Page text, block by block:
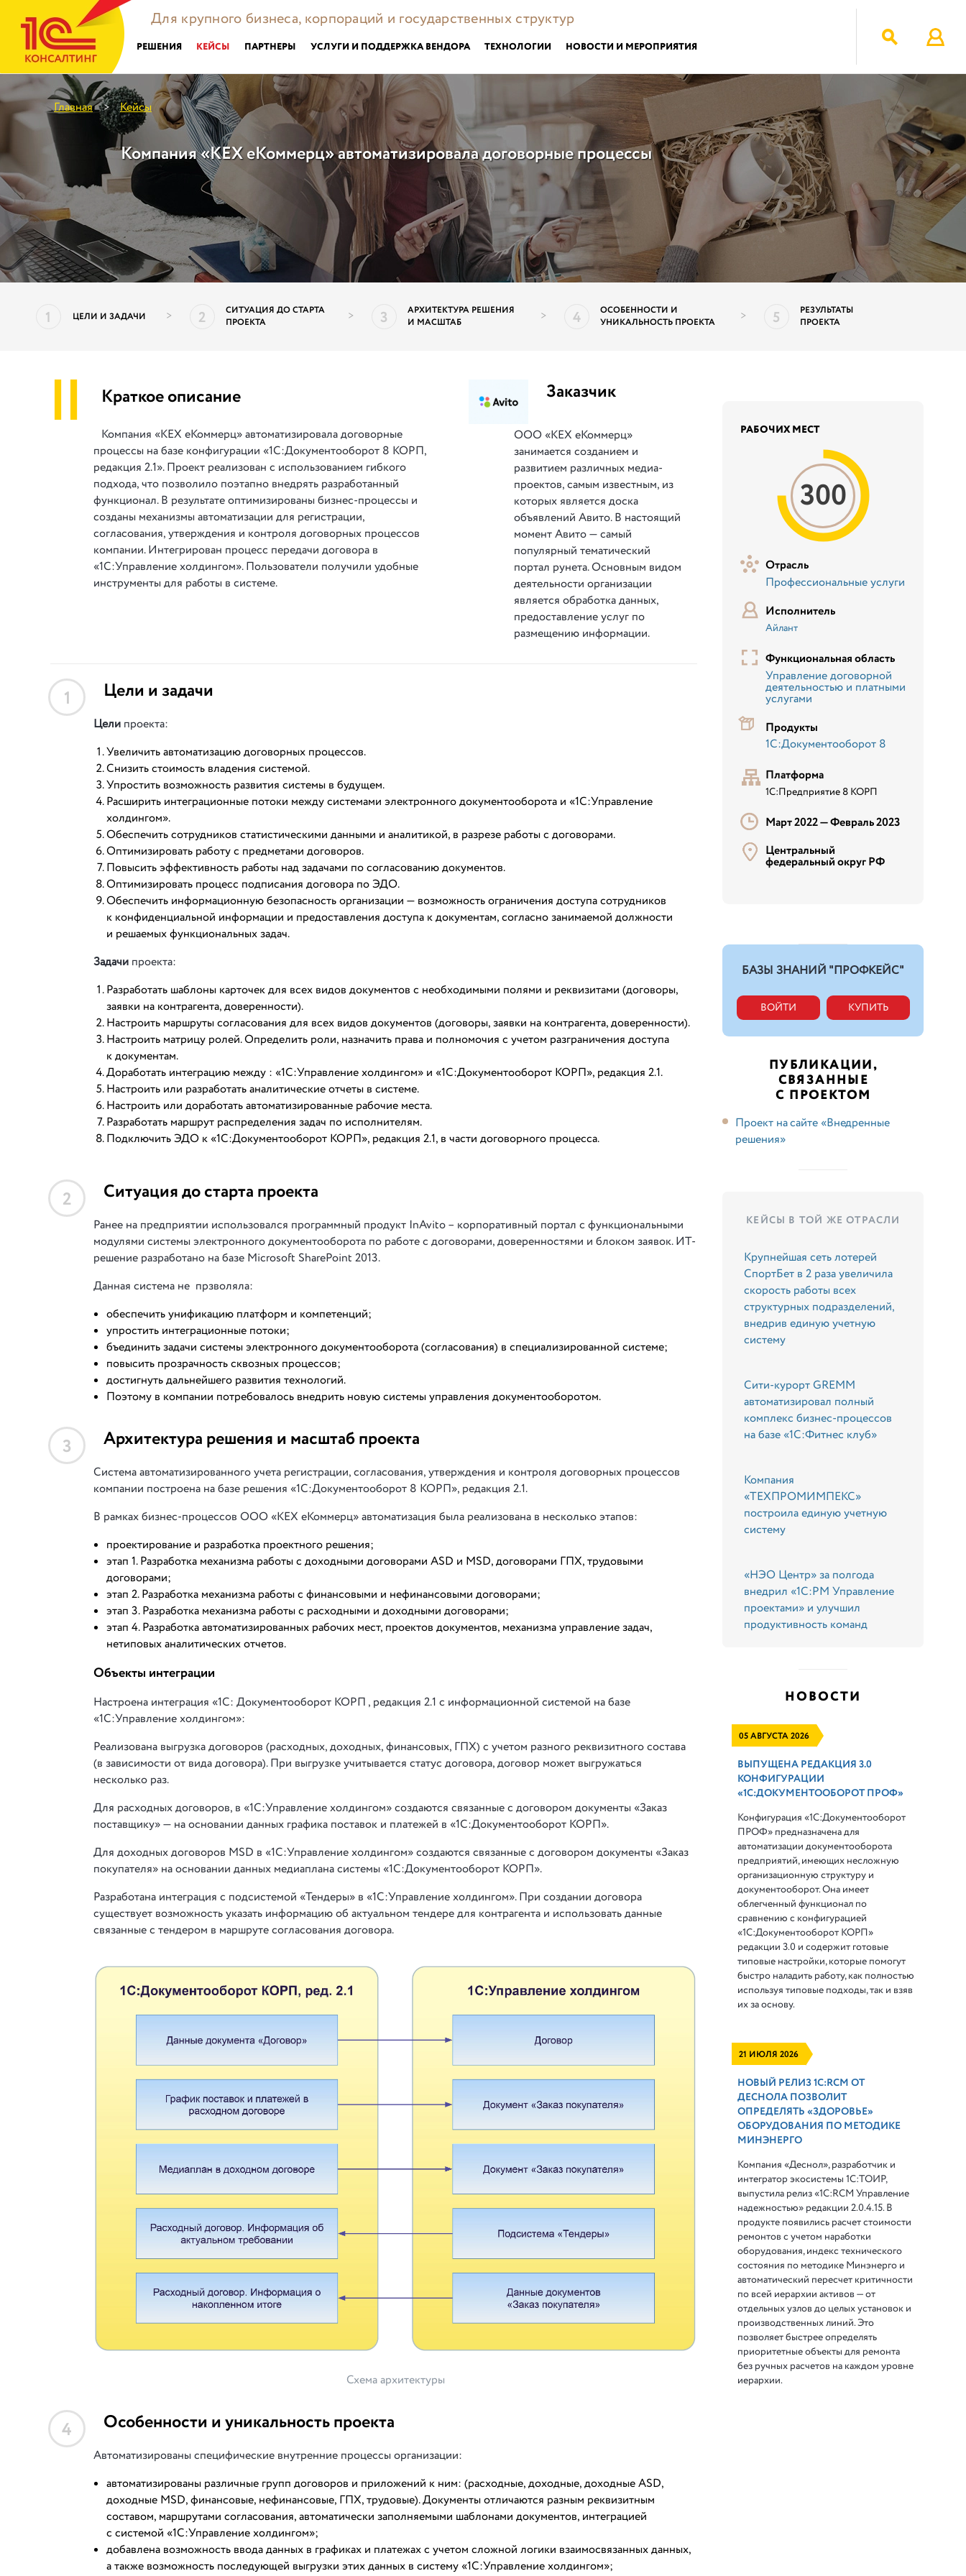
Для крупного бизнеса, корпораций и государственных структур
РЕШЕНИЯ КЕЙСЫ ПАРТНЕРЫ УСЛУГИ И ПОДДЕРЖКА ВЕНДОРА ТЕХНОЛОГИИ НОВОСТИ И МЕРОПРИЯТИЯ
Главная > Кейсы
Компания «КЕХ еКоммерц» автоматизировала договорные процессы
1 ЦЕЛИ И ЗАДАЧИ > 2
СИТУАЦИЯ ДО СТАРТА
ПРОЕКТА
> 3
АРХИТЕКТУРА РЕШЕНИЯ
И МАСШТАБ
> 4
ОСОБЕННОСТИ И
УНИКАЛЬНОСТЬ ПРОЕКТА
> 5
РЕЗУЛЬТАТЫ
ПРОЕКТА
|| Краткое описание
Компания «КЕХ еКоммерц» автоматизировала договорные
процессы на базе конфигурации «1С:Документооборот 8 КОРП,
редакция 2.1». Проект реализован с использованием гибкого
подхода, что позволило поэтапно внедрять разработанный
функционал. В результате оптимизированы бизнес-процессы и
созданы механизмы автоматизации для регистрации,
согласования, утверждения и контроля договорных процессов
компании. Интегрирован процесс передачи договора в
«1С:Управление холдингом». Пользователи получили удобные
инструменты для работы в системе.
Заказчик
ООО «КЕХ еКоммерц»
занимается созданием и
развитием различных медиа-
проектов, самым известным, из
которых является доска
объявлений Авито. В настоящий
момент Авито — самый
популярный тематический
портал рунета. Основным видом
деятельности организации
является обработка данных,
предоставление услуг по
размещению информации.
1 Цели и задачи
Цели проекта:
Увеличить автоматизацию договорных процессов.
Снизить стоимость владения системой.
Упростить возможность развития системы в будущем.
Расширить интеграционные потоки между системами электронного документооборота и «1С:Управление
холдингом».
Обеспечить сотрудников статистическими данными и аналитикой, в разрезе работы с договорами.
Оптимизировать работу с предметами договоров.
Повысить эффективность работы над задачами по согласованию документов.
Оптимизировать процесс подписания договора по ЭДО.
Обеспечить информационную безопасность организации — возможность ограничения доступа сотрудников
к конфиденциальной информации и предоставления доступа к документам, согласно занимаемой должности
и решаемых функциональных задач.
Задачи проекта:
Разработать шаблоны карточек для всех видов документов с необходимыми полями и реквизитами (договоры,
заявки на контрагента, доверенности).
Настроить маршруты согласования для всех видов документов (договоры, заявки на контрагента, доверенности).
Настроить матрицу ролей. Определить роли, назначить права и полномочия с учетом разграничения доступа
к документам.
Доработать интеграцию между : «1С:Управление холдингом» и «1С:Документооборот КОРП», редакция 2.1.
Настроить или разработать аналитические отчеты в системе.
Настроить или доработать автоматизированные рабочие места.
Разработать маршрут распределения задач по исполнителям.
Подключить ЭДО к «1С:Документооборот КОРП», редакция 2.1, в части договорного процесса.
2 Ситуация до старта проекта
Ранее на предприятии использовался программный продукт InAvito – корпоративный портал с функциональными
модулями системы электронного документооборота по работе с договорами, доверенностями и блоком заявок. ИТ-
решение разработано на базе Microsoft SharePoint 2013.
Данная система не прзволяла:
обеспечить унификацию платформ и компетенций;
упростить интеграционные потоки;
бъединить задачи системы электронного документооборота (согласования) в специализированной системе;
повысить прозрачность сквозных процессов;
достигнуть дальнейшего развития технологий.
Поэтому в компании потребовалось внедрить новую системы управления документооборотом.
3 Архитектура решения и масштаб проекта
Система автоматизированного учета регистрации, согласования, утверждения и контроля договорных процессов
компании построена на базе решения «1С:Документооборот 8 КОРП», редакция 2.1.
В рамках бизнес-процессов ООО «КЕХ еКоммерц» автоматизация была реализована в несколько этапов:
проектирование и разработка проектного решения;
этап 1. Разработка механизма работы с доходными договорами ASD и MSD, договорами ГПХ, трудовыми
договорами;
этап 2. Разработка механизма работы с финансовыми и нефинансовыми договорами;
этап 3. Разработка механизма работы с расходными и доходными договорами;
этап 4. Разработка автоматизированных рабочих мест, проектов документов, механизма управление задач,
нетиповых аналитических отчетов.
Объекты интеграции
Настроена интеграция «1С: Документооборот КОРП , редакция 2.1 с информационной системой на базе
«1С:Управление холдингом»:
Реализована выгрузка договоров (расходных, доходных, финансовых, ГПХ) с учетом разного реквизитного состава
(в зависимости от вида договора). При выгрузке учитывается статус договора, договор может выгружаться
несколько раз.
Для расходных договоров, в «1С:Управление холдингом» создаются связанные с договором документы «Заказ
поставщику» — на основании данных графика поставок и платежей в «1С:Документооборот КОРП».
Для доходных договоров MSD в «1С:Управление холдингом» создаются связанные с договором документы «Заказ
покупателя» на основании данных медиаплана системы «1С:Документооборот КОРП».
Разработана интеграция с подсистемой «Тендеры» в «1С:Управление холдингом». При создании договора
существует возможность указать информацию об актуальном тендере для контрагента и использовать данные
связанные с тендером в маршруте согласования договора.
Схема архитектуры
4 Особенности и уникальность проекта
Автоматизированы специфические внутренние процессы организации:
автоматизированы различные групп договоров и приложений к ним: (расходные, доходные, доходные ASD,
доходные MSD, финансовые, нефинансовые, ГПХ, трудовые). Документы отличаются разным реквизитным
составом, маршрутами согласования, автоматически заполняемыми шаблонами документов, интеграцией
с системой «1С:Управление холдингом»;
добавлена возможность ввода данных в графиках и платежах с учетом сложной логики взаимосвязанных данных,
а также возможность последующей выгрузки этих данных в систему «1С:Управление холдингом»;
РАБОЧИХ МЕСТ
300
Отрасль
Профессиональные услуги
Исполнитель
Айлант
Функциональная область
Управление договорной
деятельностью и платными
услугами
Продукты
1С:Документооборот 8
Платформа
1С:Предприятие 8 КОРП
Март 2022 —Февраль 2023
Центральный
федеральный округ РФ
БАЗЫ ЗНАНИЙ "ПРОФКЕЙС"
ВОЙТИ КУПИТЬ
ПУБЛИКАЦИИ,
СВЯЗАННЫЕ
С ПРОЕКТОМ
Проект на сайте «Внедренные
решения»
КЕЙСЫ В ТОЙ ЖЕ ОТРАСЛИ
Крупнейшая сеть лотерей
СпортБет в 2 раза увеличила
скорость работы всех
структурных подразделений,
внедрив единую учетную
систему
Сити-курорт GREMM
автоматизировал полный
комплекс бизнес-процессов
на базе «1С:Фитнес клуб»
Компания
«ТЕХПРОМИМПЕКС»
построила единую учетную
систему
«НЭО Центр» за полгода
внедрил «1С:PM Управление
проектами» и улучшил
продуктивность команд
НОВОСТИ
05 АВГУСТА 2026
ВЫПУЩЕНА РЕДАКЦИЯ 3.0
КОНФИГУРАЦИИ
«1С:ДОКУМЕНТООБОРОТ ПРОФ»
Конфигурация «1С:Документооборот
ПРОФ» предназначена для
автоматизации документооборота
предприятий, имеющих несложную
организационную структуру и
документооборот. Она имеет
облегченный функционал по
сравнению с конфигурацией
«1С:Документооборот КОРП»
редакции 3.0 и содержит готовые
типовые настройки, которые помогут
быстро наладить работу, как полностью
используя типовые подходы, так и взяв
их за основу.
21 ИЮЛЯ 2026
НОВЫЙ РЕЛИЗ 1С:RCM ОТ
ДЕСНОЛА ПОЗВОЛИТ
ОПРЕДЕЛЯТЬ «ЗДОРОВЬЕ»
ОБОРУДОВАНИЯ ПО МЕТОДИКЕ
МИНЭНЕРГО
Компания «Деснол», разработчик и
интегратор экосистемы 1С:ТОИР,
выпустила релиз «1С:RCM Управление
надежностью» редакции 2.0.4.15. В
продукте появились расчет стоимости
ремонтов с учетом наработки
оборудования, индекс технического
состояния по методике Минэнерго и
автоматический пересчет критичности
по всей иерархии активов — от
отдельных узлов до целых установок и
производственных линий. Это
позволяет быстрее определять
приоритетные объекты для ремонта
без ручных расчетов на каждом уровне
иерархии.